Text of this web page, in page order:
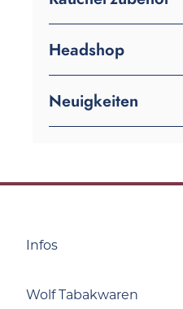
Headshop
Neuigkeiten
Infos
Wolf Tabakwaren